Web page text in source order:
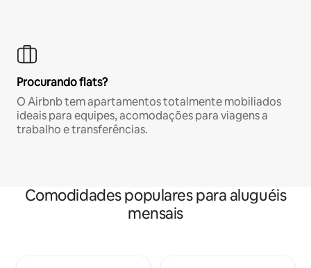
Procurando flats?
O Airbnb tem apartamentos totalmente mobiliados
ideais para equipes, acomodações para viagens a
trabalho e transferências.
Comodidades populares para aluguéis
mensais